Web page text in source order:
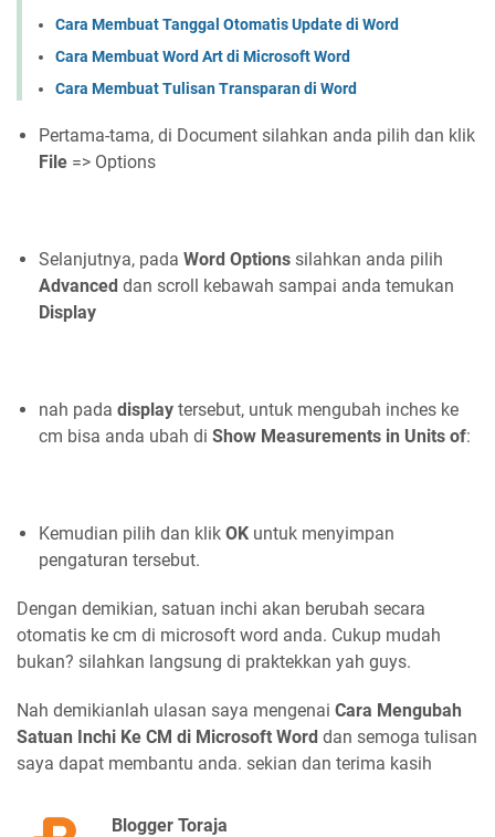
Cara Membuat Tanggal Otomatis Update di Word
Cara Membuat Word Art di Microsoft Word
Cara Membuat Tulisan Transparan di Word
Pertama-tama, di Document silahkan anda pilih dan klik
File => Options
Selanjutnya, pada Word Options silahkan anda pilih
Advanced dan scroll kebawah sampai anda temukan
Display
nah pada display tersebut, untuk mengubah inches ke
cm bisa anda ubah di Show Measurements in Units of:
Kemudian pilih dan klik OK untuk menyimpan
pengaturan tersebut.
Dengan demikian, satuan inchi akan berubah secara
otomatis ke cm di microsoft word anda. Cukup mudah
bukan? silahkan langsung di praktekkan yah guys.
Nah demikianlah ulasan saya mengenai Cara Mengubah
Satuan Inchi Ke CM di Microsoft Word dan semoga tulisan
saya dapat membantu anda. sekian dan terima kasih
Blogger Toraja